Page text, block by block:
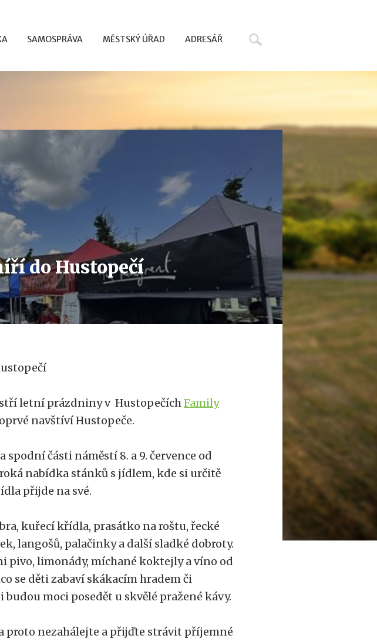
SAMOSPRÁVA MĚSTSKÝ ÚŘAD ADRESÁŘ
do Hustopečí
letní prázdniny v HustopečíchFamily
navštíví Hustopeče.
spodní části náměstí 8. a 9. července od
nabídka stánků s jídlem, kde si určitě
přijde na své.
kuřecí křídla, prasátko na roštu, řecké
langošů, palačinky a další sladké dobroty.
pivo, limonády, míchané koktejly a víno od
se děti zabaví skákacím hradem či
moci posedět u skvělé pražené kávy.
proto nezahálejte a přijďte strávit příjemné